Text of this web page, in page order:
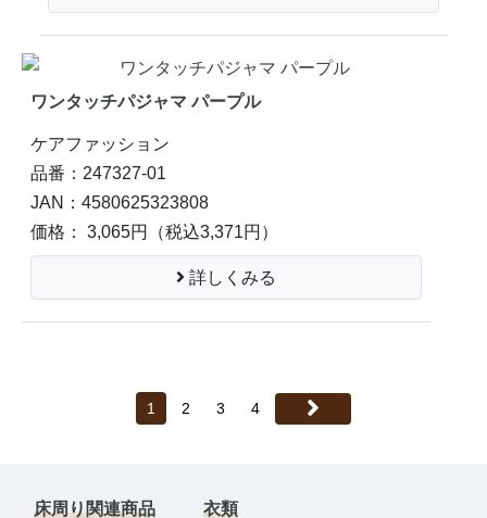
ワンタッチパジャマ パープル
ケアファッション
品番：247327-01
JAN：4580625323808
価格： 3,065円
（税込3,371円）
詳しくみる
1 2 3 4
床周り関連商品 衣類